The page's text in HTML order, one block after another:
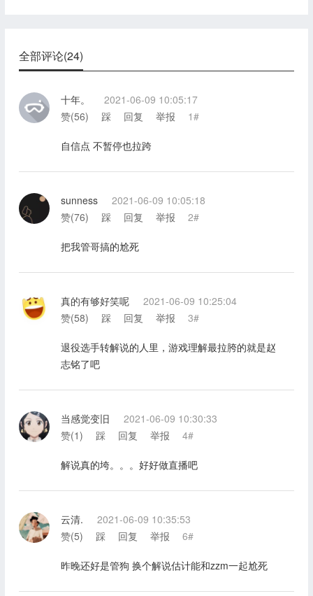
全部评论(24)
十年。
2021-06-09 10:05:17
赞(56) 踩 回复 举报 1#
自信点 不暂停也拉跨
sunness
2021-06-09 10:05:18
赞(76) 踩 回复 举报 2#
把我管哥搞的尬死
真的有够好笑呢
2021-06-09 10:25:04
赞(58) 踩 回复 举报 3#
退役选手转解说的人里，游戏理解最拉胯的就是赵
志铭了吧
当感觉变旧
2021-06-09 10:30:33
赞(1) 踩 回复 举报 4#
解说真的垮。。。好好做直播吧
云清.
2021-06-09 10:35:53
赞(5) 踩 回复 举报 6#
昨晚还好是管狗 换个解说估计能和zzm一起尬死